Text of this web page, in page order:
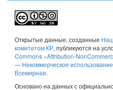
Открытые данные, созданные
комитетом КР, публикуются на
Commons «Attribution-
— Некоммерческое
Всемирная.
Основано на данных с